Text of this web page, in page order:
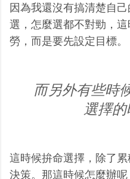
因為我還沒有搞清楚自
選，怎麼選都不對勁，
勞，而是要先設定目標。
而另外有些時
選擇的
這時候拚命選擇，除了
決策。那這時候怎麼辦